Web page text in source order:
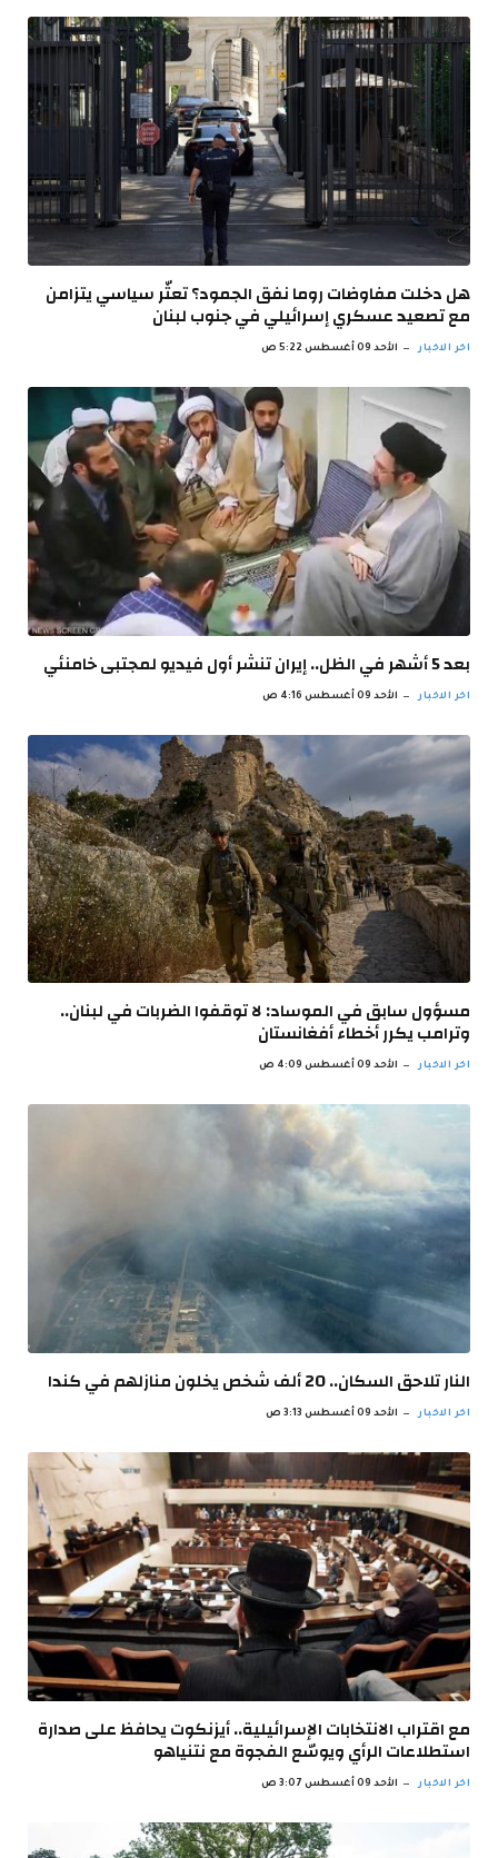
هل دخلت مفاوضات روما نفق الجمود؟ تعثّر سياسي يتزامن
مع تصعيد عسكري إسرائيلي في جنوب لبنان
اخر الاخبار الأحد 09 أغسطس 5:22 ص
بعد 5 أشهر في الظل.. إيران تنشر أول فيديو لمجتبى خامنئي
اخر الاخبار الأحد 09 أغسطس 4:16 ص
مسؤول سابق في الموساد: لا توقفوا الضربات في لبنان..
وترامب يكرر أخطاء أفغانستان
اخر الاخبار الأحد 09 أغسطس 4:09 ص
النار تلاحق السكان.. 20 ألف شخص يخلون منازلهم في كندا
اخر الاخبار الأحد 09 أغسطس 3:13 ص
مع اقتراب الانتخابات الإسرائيلية.. أيزنكوت يحافظ على صدارة
استطلاعات الرأي ويوسّع الفجوة مع نتنياهو
اخر الاخبار الأحد 09 أغسطس 3:07 ص